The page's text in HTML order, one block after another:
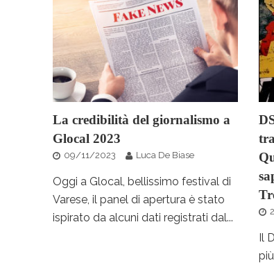
La credibilità del giornalismo a
Glocal 2023
09/11/2023 Luca De Biase
Oggi a Glocal, bellissimo festival di
Varese, il panel di apertura è stato
ispirato da alcuni dati registrati dal...
Il